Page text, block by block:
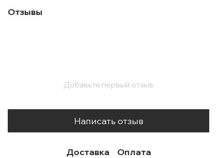
Отзывы
Добавьте первый отзыв
Написать отзыв
Доставка Оплата